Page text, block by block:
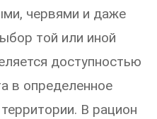
червями и даже
той или иной
доступностью
в определенное
В рацион